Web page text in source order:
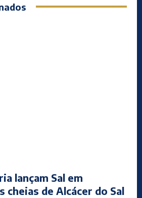
lançam Sal em
cheias de Alcácer do Sal